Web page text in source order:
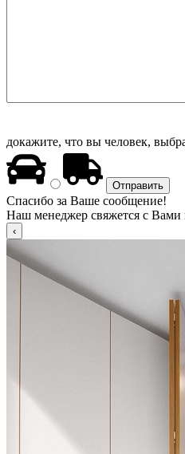
докажите, что вы человек,
Спасибо за Ваше сообщение!
Наш менеджер свяжется с Вами